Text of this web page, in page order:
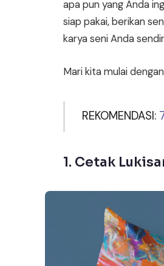
apa pun yang Anda
siap pakai, berikan
karya seni Anda
Mari kita mulai
REKOMENDASI:
1. Cetak